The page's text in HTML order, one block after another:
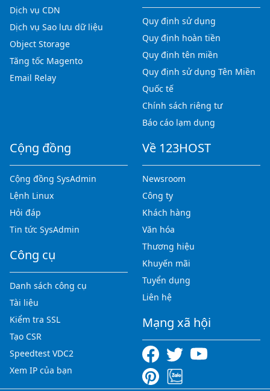
Dịch vụ CDN
Dịch vụ Sao lưu dữ liệu
Object Storage
Tăng tốc Magento
Email Relay
Quy định sử dụng
Quy định hoàn tiền
Quy định tên miền
Quy định sử dụng Tên Miền
Quốc tế
Chính sách riêng tư
Báo cáo lạm dụng
Cộng đồng
Cộng đồng SysAdmin
Lệnh Linux
Hỏi đáp
Tin tức SysAdmin
Công cụ
Danh sách công cụ
Tài liệu
Kiểm tra SSL
Tạo CSR
Speedtest VDC2
Xem IP của bạn
Về 123HOST
Newsroom
Công ty
Khách hàng
Văn hóa
Thương hiệu
Khuyến mãi
Tuyển dụng
Liên hệ
Mạng xã hội